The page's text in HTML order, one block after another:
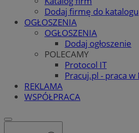
Dodaj firmę do katalogu
OGŁOSZENIA
OGŁOSZENIA
Dodaj ogłoszenie
POLECAMY
Protocol IT
Pracuj.pl - praca w
REKLAMA
WSPÓŁPRACA